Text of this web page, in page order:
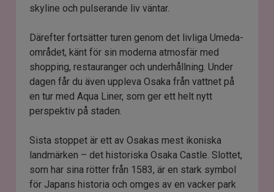
skyline och pulserande liv väntar.
Därefter fortsätter turen genom det livliga Umeda-
området, känt för sin moderna atmosfär med
shopping, restauranger och underhållning. Under
dagen får du även uppleva Osaka från vattnet på
en tur med Aqua Liner, som ger ett helt nytt
perspektiv på staden.
Sista stoppet är ett av Osakas mest ikoniska
landmärken – det historiska Osaka Castle. Slottet,
som har sina rötter från 1583, är en stark symbol
för Japans historia och omges av en vacker park